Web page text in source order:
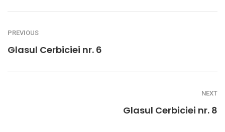
PREVIOUS
Glasul Cerbiciei nr. 6
NEXT
Glasul Cerbiciei nr. 8